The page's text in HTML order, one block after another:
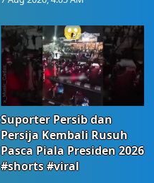
Suporter Persib dan
Persija Kembali Rusuh
Pasca Piala Presiden 2026
#shorts #viral